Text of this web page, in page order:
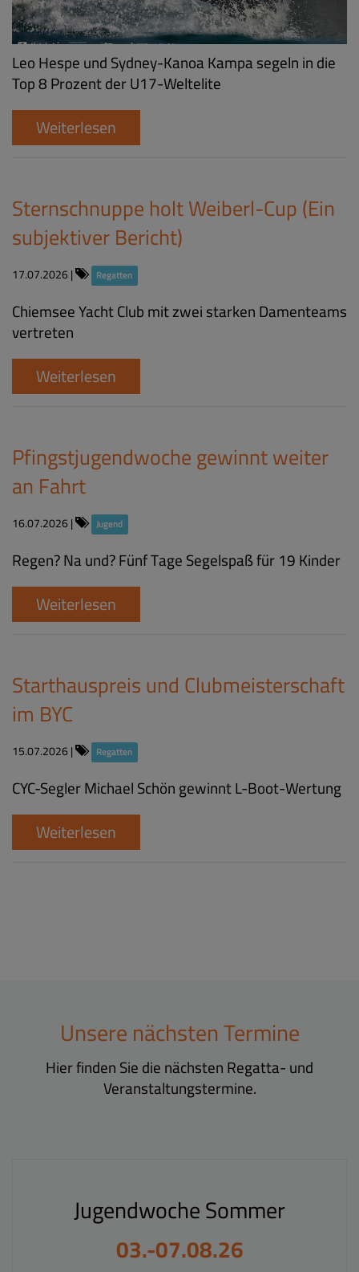
Leo Hespe und Sydney-Kanoa Kampa segeln in die
Top 8 Prozent der U17-Weltelite
Weiterlesen
Sternschnuppe holt Weiberl-Cup (Ein
subjektiver Bericht)
17.07.2026| Regatten
Chiemsee Yacht Club mit zwei starken Damenteams
vertreten
Weiterlesen
Pfingstjugendwoche gewinnt weiter
an Fahrt
16.07.2026| Jugend
Regen? Na und? Fünf Tage Segelspaß für 19 Kinder
Weiterlesen
Starthauspreis und Clubmeisterschaft
im BYC
15.07.2026| Regatten
CYC-Segler Michael Schön gewinnt L-Boot-Wertung
Weiterlesen
Unsere nächsten Termine
Hier finden Sie die nächsten Regatta- und
Veranstaltungstermine.
Jugendwoche Sommer
03.-07.08.26